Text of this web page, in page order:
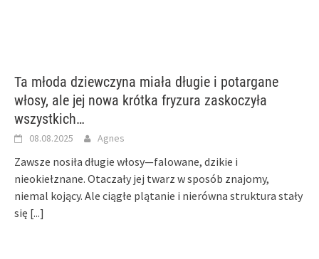
Ta młoda dziewczyna miała długie i potargane
włosy, ale jej nowa krótka fryzura zaskoczyła
wszystkich…
08.08.2025 Agnes
Zawsze nosiła długie włosy—falowane, dzikie i
nieokiełznane. Otaczały jej twarz w sposób znajomy,
niemal kojący. Ale ciągłe plątanie i nierówna struktura stały
się [...]